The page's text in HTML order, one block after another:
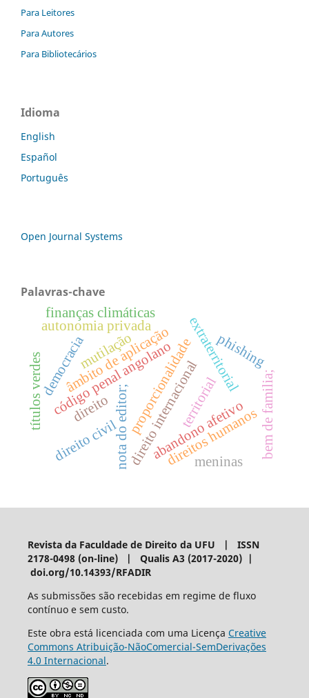
Para Leitores
Para Autores
Para Bibliotecários
Idioma
English
Español
Português
Open Journal Systems
Palavras-chave
direito direito internacional
nota do editor;
âmbito de aplicação
territorial
extraterritorial
autonomia privada
proporcionalidade phishing
código penal angolano
abandono afetivo
democracia
direitos humanos
títulos verdes
finanças climáticas
bem de familia;
direito civil
mutilação
meninas
Revista da Faculdade de Direito da UFU | ISSN
2178-0498 (on-line) | Qualis A3 (2017-2020) |
doi.org/10.14393/RFADIR
As submissões são recebidas em regime de fluxo
contínuo e sem custo.
Este obra está licenciada com uma Licença Creative
Commons Atribuição-NãoComercial-SemDerivações
4.0 Internacional.